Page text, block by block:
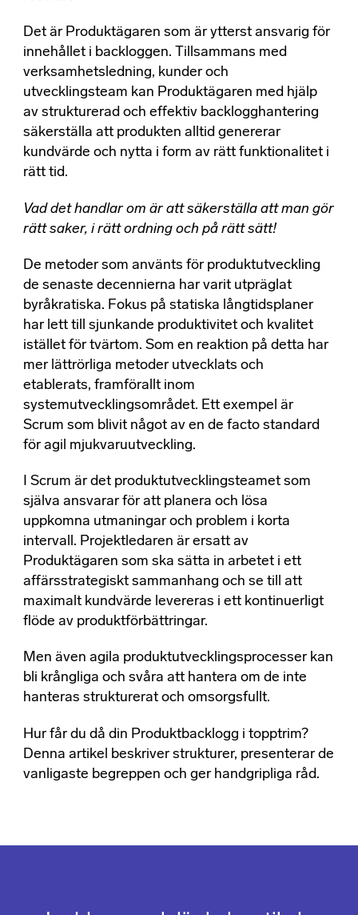
Det är Produktägaren som är ytterst ansvarig för
innehållet i backloggen. Tillsammans med
verksamhetsledning, kunder och
utvecklingsteam kan Produktägaren med hjälp
av strukturerad och effektiv backlogghantering
säkerställa att produkten alltid genererar
kundvärde och nytta i form av rätt funktionalitet i
rätt tid.
Vad det handlar om är att säkerställa att man gör
rätt saker, i rätt ordning och på rätt sätt!
De metoder som använts för produktutveckling
de senaste decennierna har varit utpräglat
byråkratiska. Fokus på statiska långtidsplaner
har lett till sjunkande produktivitet och kvalitet
istället för tvärtom. Som en reaktion på detta har
mer lättrörliga metoder utvecklats och
etablerats, framförallt inom
systemutvecklingsområdet. Ett exempel är
Scrum som blivit något av en de facto standard
för agil mjukvaruutveckling.
I Scrum är det produktutvecklingsteamet som
själva ansvarar för att planera och lösa
uppkomna utmaningar och problem i korta
intervall. Projektledaren är ersatt av
Produktägaren som ska sätta in arbetet i ett
affärsstrategiskt sammanhang och se till att
maximalt kundvärde levereras i ett kontinuerligt
flöde av produktförbättringar.
Men även agila produktutvecklingsprocesser kan
bli krångliga och svåra att hantera om de inte
hanteras strukturerat och omsorgsfullt.
Hur får du då din Produktbacklogg i topptrim?
Denna artikel beskriver strukturer, presenterar de
vanligaste begreppen och ger handgripliga råd.